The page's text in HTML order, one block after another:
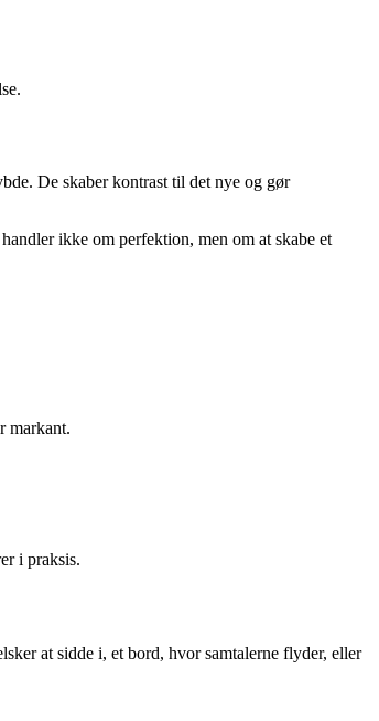
De skaber kontrast til det nye og gør
ikke om perfektion, men om at skabe et
markant.
i praksis.
at sidde i, et bord, hvor samtalerne flyder, eller